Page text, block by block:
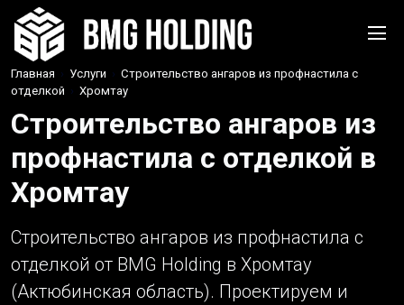
Главная › Услуги › Строительство ангаров из профнастила с
отделкой › Хромтау
Строительство ангаров из
профнастила с отделкой в
Хромтау
Строительство ангаров из профнастила с
отделкой от BMG Holding в Хромтау
(Актюбинская область). Проектируем и